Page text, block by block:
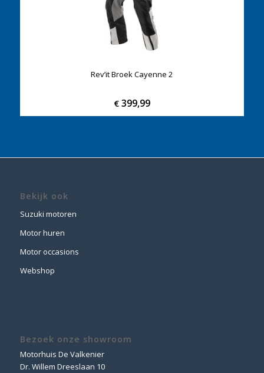
Rev’it Broek Cayenne 2
€399,99
Bekijk ook
Suzuki motoren
Motor huren
Motor occasions
Webshop
Bezoek onze showroom
Motorhuis De Valkenier
Dr. Willem Dreeslaan 10